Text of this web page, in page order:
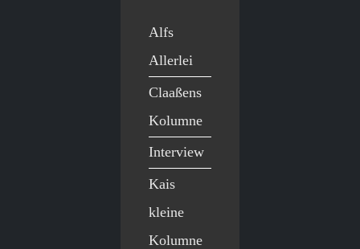
Alfs
Allerlei
Claaßens
Kolumne
Interview
Kais
kleine
Kolumne